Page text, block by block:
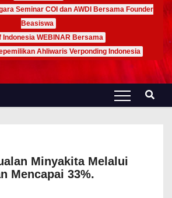
Seminar COI dan AWDI Bersama Founder
Beasiswa
Indonesia WEBINAR Bersama
Ahliwaris Verponding Indonesia
Minyakita Melalui
Mencapai 33%.